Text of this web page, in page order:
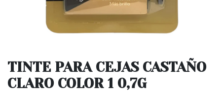
TINTE PARA CEJAS CASTAÑO
CLARO COLOR 1 0,7G